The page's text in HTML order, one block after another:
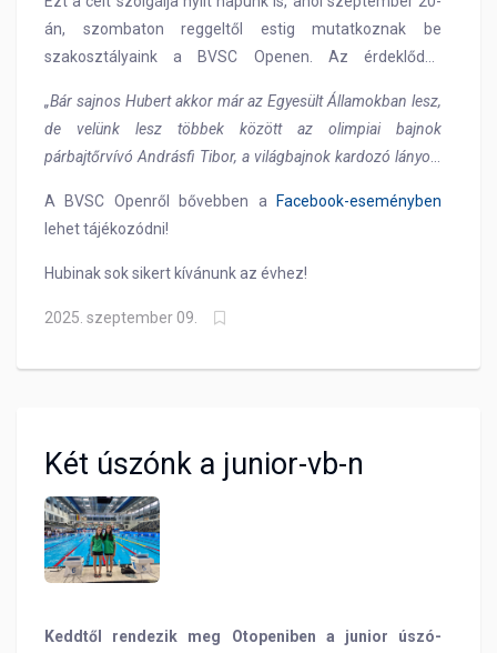
hanem valódi közösségi és egészségnevelő intézmény is,
amely szívén viseli a kerület ifjúságának és a sportolni vágyó
elköteleződését.”
án, szombaton reggeltől estig mutatkoznak be
szakosztályaink a BVSC Openen. Az érdeklődők
világ- és Európa-bajnok sportolóinkkal is találkozhatnak.
„Bár sajnos Hubert akkor már az Egyesült Államokban lesz,
de velünk lesz többek között az olimpiai bajnok
párbajtőrvívó Andrásfi Tibor, a világbajnok kardozó lányok,
Európa-bajnok Késely Ajna vagy éppen a vízilabda-
válogatottakkal nyáron vb-ezüstérmet szerző Dömsödi
Dalma és Kovács Péter. Ezen a napon a sportkomplexum
Sportoló Nemzet aktivitások, családi vetélkedők és edzések
A BVSC Openről bővebben a
Facebook-eseményben
lehet tájékozódni!
Hubinak sok sikert kívánunk az évhez!
2025. szeptember 09.
Két úszónk a junior-vb-n
Keddtől rendezik meg Otopeniben a junior úszó-